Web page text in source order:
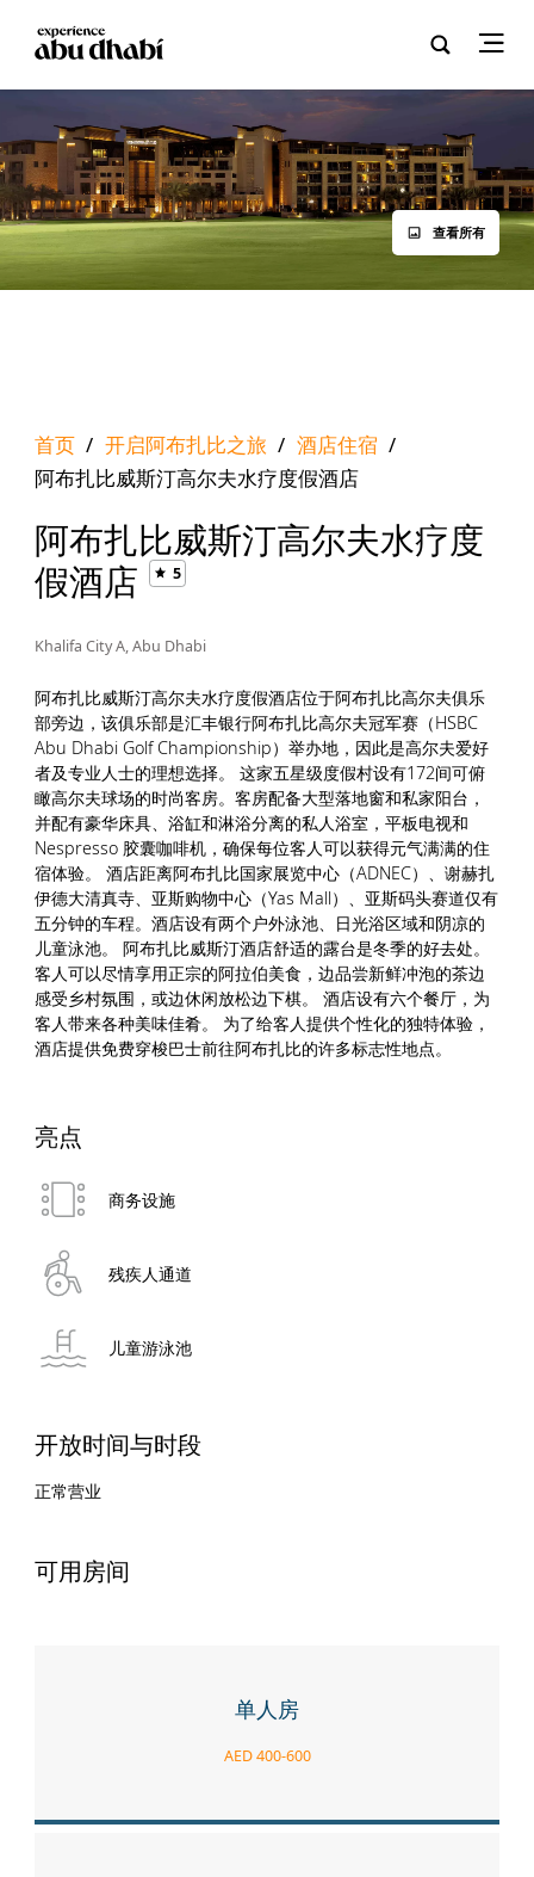
查看所有
首页 / 开启阿布扎比之旅 / 酒店住宿 /
阿布扎比威斯汀高尔夫水疗度假酒店
阿布扎比威斯汀高尔夫水疗度
假酒店
5
Khalifa City A, Abu Dhabi
阿布扎比威斯汀高尔夫水疗度假酒店位于阿布扎比高尔夫俱乐
部旁边，该俱乐部是汇丰银行阿布扎比高尔夫冠军赛（HSBC
Abu Dhabi Golf Championship）举办地，因此是高尔夫爱好
者及专业人士的理想选择。 这家五星级度假村设有172间可俯
瞰高尔夫球场的时尚客房。客房配备大型落地窗和私家阳台，
并配有豪华床具、浴缸和淋浴分离的私人浴室，平板电视和
Nespresso 胶囊咖啡机，确保每位客人可以获得元气满满的住
宿体验。 酒店距离阿布扎比国家展览中心（ADNEC）、谢赫扎
伊德大清真寺、亚斯购物中心（Yas Mall）、亚斯码头赛道仅有
五分钟的车程。酒店设有两个户外泳池、日光浴区域和阴凉的
儿童泳池。 阿布扎比威斯汀酒店舒适的露台是冬季的好去处。
客人可以尽情享用正宗的阿拉伯美食，边品尝新鲜冲泡的茶边
感受乡村氛围，或边休闲放松边下棋。 酒店设有六个餐厅，为
客人带来各种美味佳肴。 为了给客人提供个性化的独特体验，
酒店提供免费穿梭巴士前往阿布扎比的许多标志性地点。
亮点
商务设施
残疾人通道
儿童游泳池
开放时间与时段
正常营业
可用房间
单人房
AED 400-600